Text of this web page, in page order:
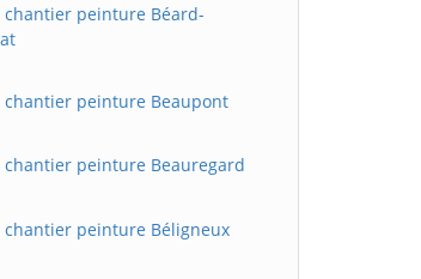
chantier peinture Béard-
chantier peinture Beaupont
chantier peinture Beauregard
chantier peinture Béligneux